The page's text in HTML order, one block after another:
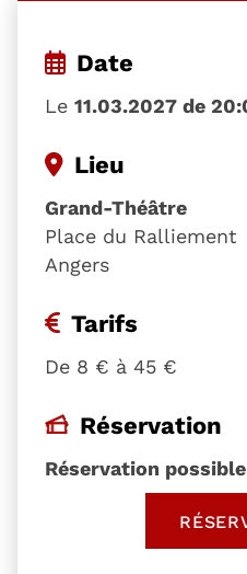
Date
Le 11.03.2027 de
Lieu
Grand-Théâtre
Place du Ralliement
Angers
Tarifs
De 8 € à 45 €
Réservation
Réservation possible